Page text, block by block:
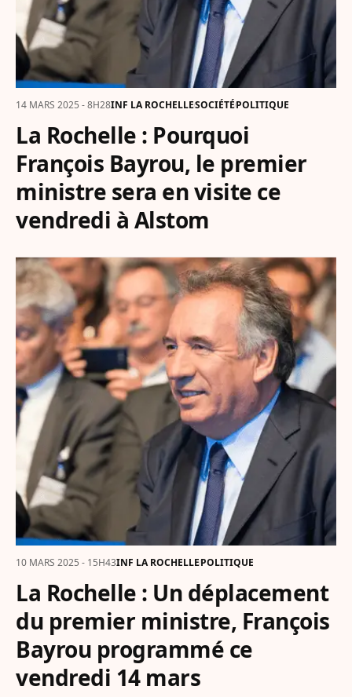
14 MARS 2025 - 8H28INF LA ROCHELLESOCIÉTÉPOLITIQUE
La Rochelle : Pourquoi
François Bayrou, le premier
ministre sera en visite ce
vendredi à Alstom
10 MARS 2025 - 15H43INF LA ROCHELLEPOLITIQUE
La Rochelle : Un déplacement
du premier ministre, François
Bayrou programmé ce
vendredi 14 mars